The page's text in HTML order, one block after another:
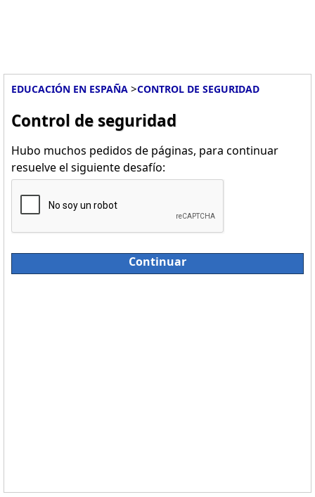
EDUCACIÓN EN ESPAÑA >CONTROL DE SEGURIDAD
Control de seguridad
Hubo muchos pedidos de páginas, para continuar
resuelve el siguiente desafío:
Continuar